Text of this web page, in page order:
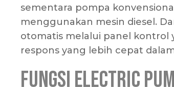
sementara pompa
menggunakan mesin diesel.
otomatis melalui panel kontrol
respons yang lebih cepat
Fungsi Electric